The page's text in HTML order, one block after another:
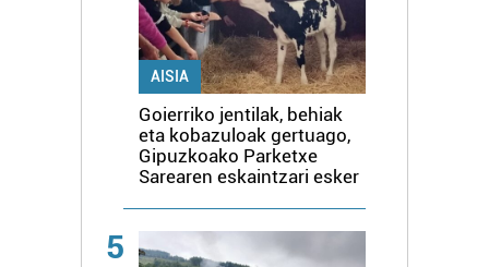
AISIA
Goierriko jentilak, behiak
eta kobazuloak gertuago,
Gipuzkoako Parketxe
Sarearen eskaintzari esker
5